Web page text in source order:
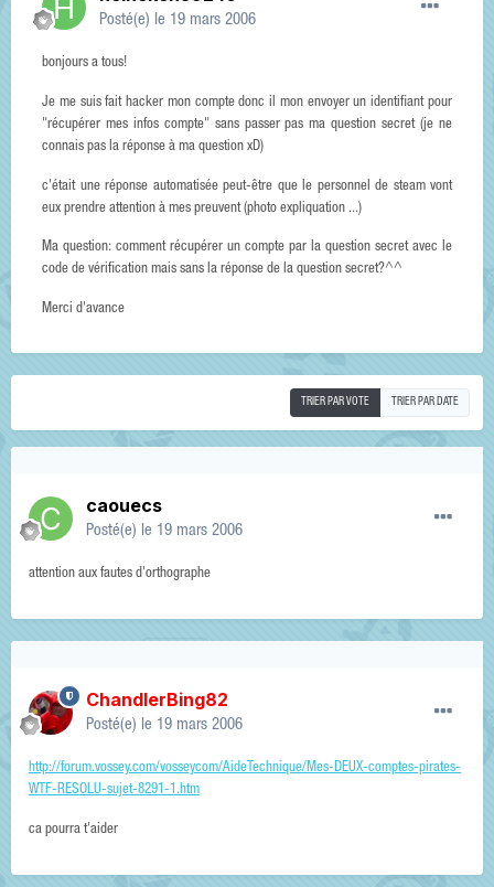
Posté(e) le 19 mars 2006
bonjours a tous!
Je me suis fait hacker mon compte donc il mon envoyer un identifiant pour
"récupérer mes infos compte" sans passer pas ma question secret (je ne
connais pas la réponse à ma question xD)
c'était une réponse automatisée peut-être que le personnel de steam vont
eux prendre attention à mes preuvent (photo expliquation ...)
Ma question: comment récupérer un compte par la question secret avec le
code de vérification mais sans la réponse de la question secret?^^
Merci d'avance
TRIER PAR VOTE TRIER PAR DATE
caouecs
Posté(e) le 19 mars 2006
attention aux fautes d'orthographe
ChandlerBing82
Posté(e) le 19 mars 2006
http://forum.vossey.com/vosseycom/AideTechnique/Mes-DEUX-comptes-pirates-
WTF-RESOLU-sujet-8291-1.htm
ca pourra t'aider